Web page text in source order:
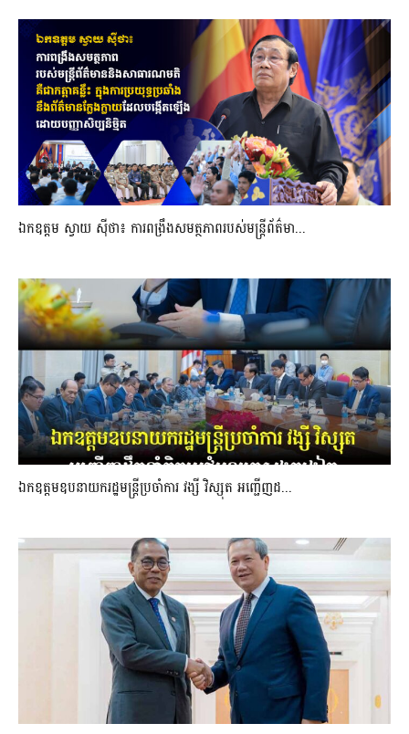
ឯកឧត្តម ស្វាយ ស៊ីថា៖ ការពង្រឹងសមត្ថភាពរបស់មន្ត្រីព័ត៌មា...
ឯកឧត្តមឧបនាយករដ្ឋមន្រ្តីប្រចាំការ វង្សី វិស្សុត អញ្ជើញដ...